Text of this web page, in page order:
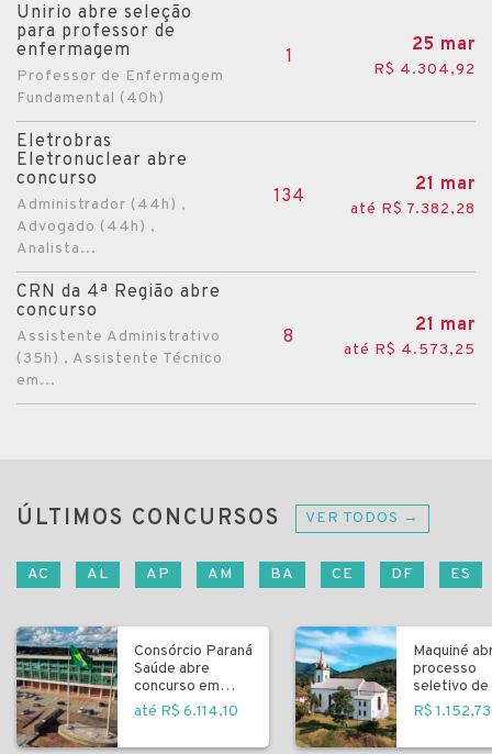
Unirio abre seleção
para professor de
enfermagem
Professor de Enfermagem
Fundamental (40h)
1
25 mar
R$ 4.304,92
Eletrobras
Eletronuclear abre
concurso
Administrador (44h) ,
Advogado (44h) ,
Analista...
134
21 mar
até R$ 7.382,28
CRN da 4ª Região abre
concurso
Assistente Administrativo
(35h) , Assistente Técnico
em...
8
21 mar
até R$ 4.573,25
ÚLTIMOS CONCURSOS VER TODOS →
AC AL AP AM BA CE DF ES
Consórcio Paraná
Saúde abre
concurso em
Curitiba
até R$ 6.114,10
Maquiné
processo
seletivo de
R$ 1.152,73